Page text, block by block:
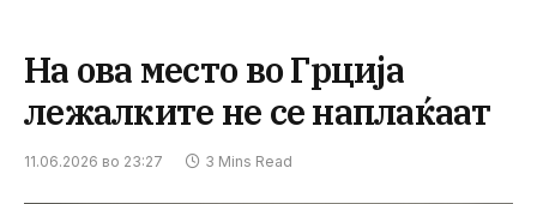
На ова место во Грција
лежалките не се наплаќаат
11.06.2026 во 23:27 3 Mins Read